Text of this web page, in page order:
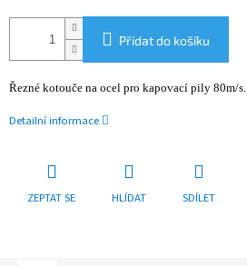
Přidat do košíku
Řezné kotouče na ocel pro kapovací pily 80m/s.
Detailní informace
ZEPTAT SE HLÍDAT SDÍLET